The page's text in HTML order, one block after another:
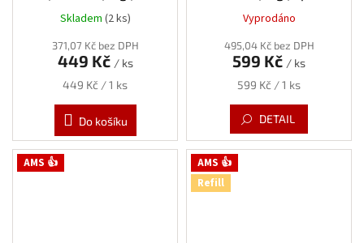
Skladem (2 ks)
371,07 Kč bez DPH
449 Kč / ks
Měrná
449 Kč / 1 ks
Do košíku
Vyprodáno
495,04 Kč bez DPH
599 Kč / ks
Měrná
599 Kč / 1 ks
DETAIL
AMS 👍
AMS 👍
Refill